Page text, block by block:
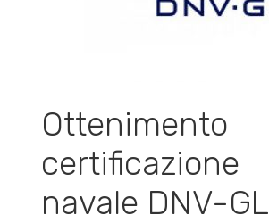
Ottenimento
certificazione
navale DNV-GL